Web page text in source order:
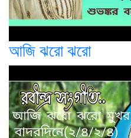
আজি ঝরো ঝরো